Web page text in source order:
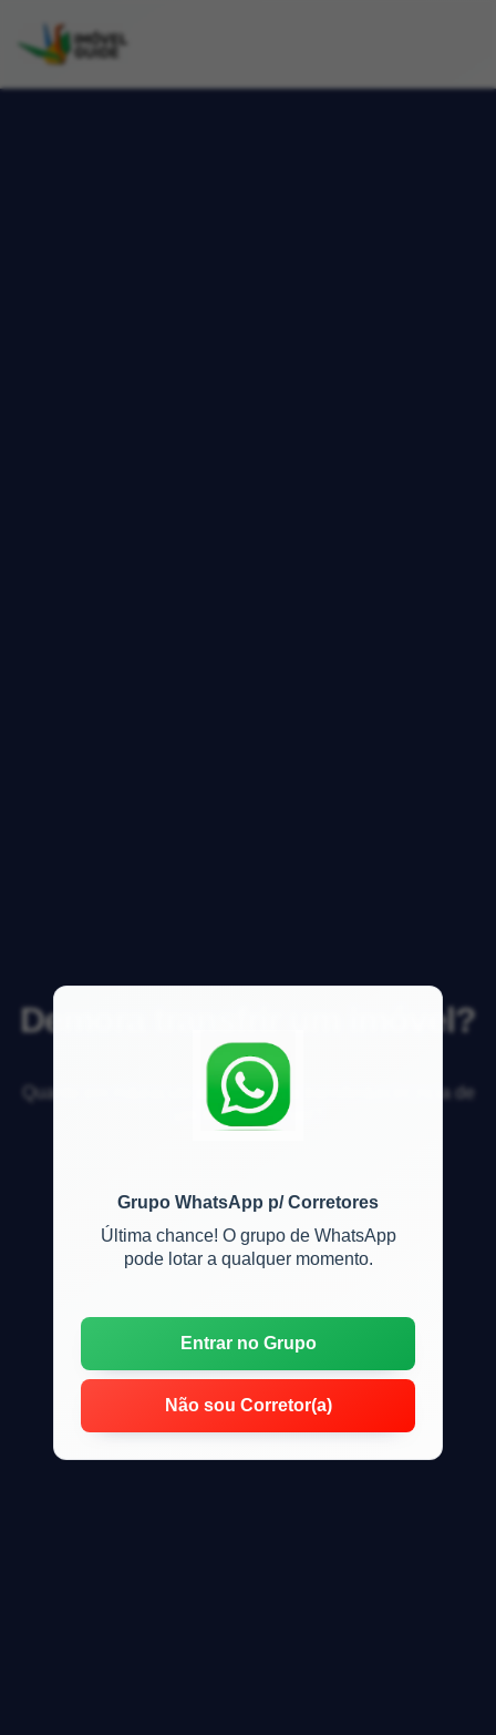
Grupo WhatsApp p/ Corretores
Última chance! O grupo de WhatsApp
pode lotar a qualquer momento.
Entrar no Grupo
Não sou Corretor(a)
Demora transfrir um imóvel?
Quanto em m&eacute;dia demora a transfer&ecirc;ncia de
um im&oacute;vel?